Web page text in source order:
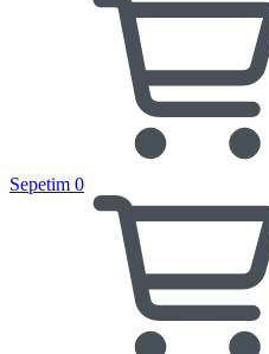
Sepetim 0